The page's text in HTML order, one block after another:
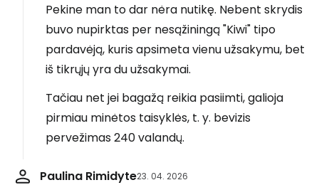
Pekine man to dar nėra nutikę. Nebent skrydis
buvo nupirktas per nesąžiningą "Kiwi" tipo
pardavėją, kuris apsimeta vienu užsakymu, bet
iš tikrųjų yra du užsakymai.
Tačiau net jei bagažą reikia pasiimti, galioja
pirmiau minėtos taisyklės, t. y. bevizis
pervežimas 240 valandų.
Paulina Rimidyte23. 04. 2026